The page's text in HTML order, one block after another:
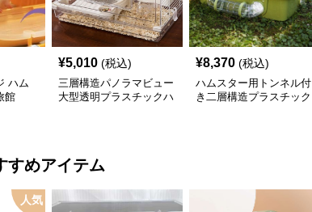
ハム
館
¥5,010 (税込)
三層構造パノラマビュー
大型透明プラスチックハ
¥8,370 (税込)
ハムスター用トンネル付
き二層構造プラスチック
すめアイテム
人気